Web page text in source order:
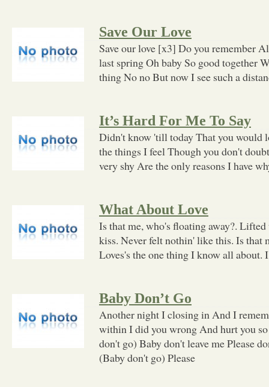
Save Our Love
Save our love [x3] Do you remember
last spring Oh baby So good together
thing No no But now I see such a
It’s Hard For Me To Say
Didn't know 'till today That you would
the things I feel Though you don't
very shy Are the only reasons I have
What About Love
Is that me, who's floating away?. Lifted
kiss. Never felt nothin' like this. Is that
Loves's the one thing I know all about.
Baby Don’t Go
Another night I closing in And I
within I did you wrong And hurt you
don't go) Baby don't leave me Please
(Baby don't go) Please